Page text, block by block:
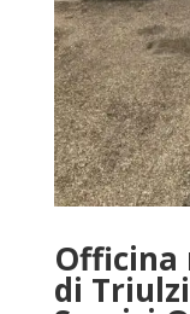
Officina
di